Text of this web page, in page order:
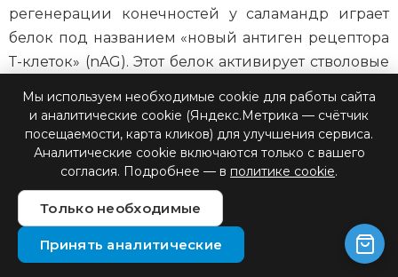
регенерации конечностей у саламандр играет
белок под названием «новый антиген рецептора
Т-клеток» (nAG). Этот белок активирует стволовые
регенерации. Ученые надеются, что,
манипулируя экспрессией аналогичных генов у
людей, можно будет стимулировать
регенерацию тканей после травм.
Современные бионические протезы не просто
заменяют утраченные конечности – они
Мы используем необходимые cookie для работы сайта
и аналитические cookie (Яндекс.Метрика — счётчик
посещаемости, карта кликов) для улучшения сервиса.
Аналитические cookie включаются только с вашего
согласия. Подробнее — в политике cookie.
Только необходимые
Принять аналитические